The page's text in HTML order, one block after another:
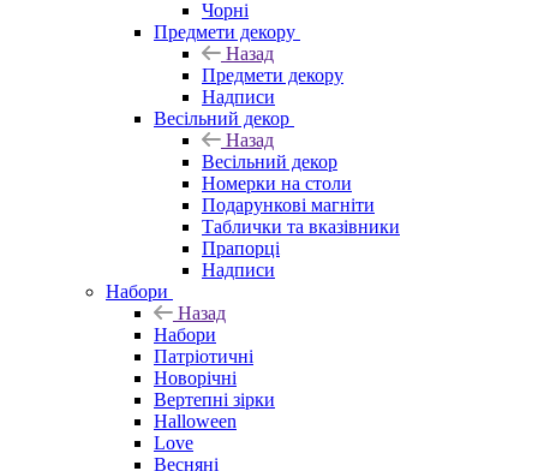
Чорні
Предмети декору
Назад
Предмети декору
Надписи
Весільний декор
Назад
Весільний декор
Номерки на столи
Подарункові магніти
Таблички та вказівники
Прапорці
Надписи
Набори
Назад
Набори
Патріотичні
Новорічні
Вертепні зірки
Halloween
Love
Весняні